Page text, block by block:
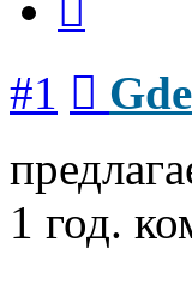
#1
1 год.